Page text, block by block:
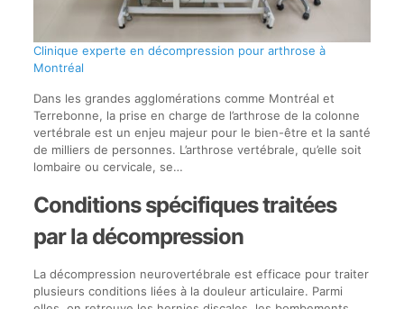
Clinique experte en décompression pour arthrose à
Montréal
Dans les grandes agglomérations comme Montréal et
Terrebonne, la prise en charge de l’arthrose de la colonne
vertébrale est un enjeu majeur pour le bien-être et la santé
de milliers de personnes. L’arthrose vertébrale, qu’elle soit
lombaire ou cervicale, se…
Conditions spécifiques traitées
par la décompression
La décompression neurovertébrale est efficace pour traiter
plusieurs conditions liées à la douleur articulaire. Parmi